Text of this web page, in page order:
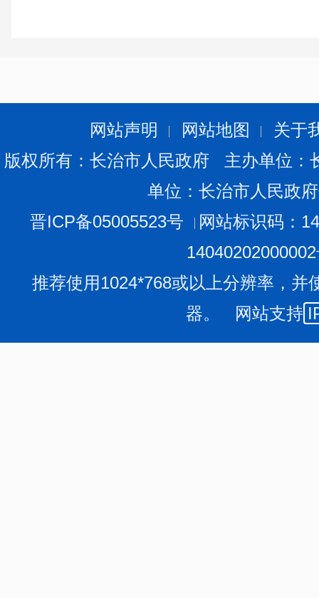
网站声明 网站地图
关于
版权所有：长治市人民政府 主办单位
单位：长治市人民政
晋ICP备05005523号
网站标识码：
推荐使用1024*768或以上分辨率，并
器。 网站支持